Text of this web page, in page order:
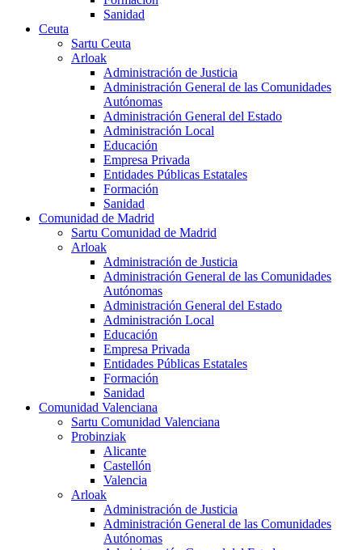
Sanidad
Ceuta
Sartu Ceuta
Arloak
Administración de Justicia
Administración General de las Comunidades
Autónomas
Administración General del Estado
Administración Local
Educación
Empresa Privada
Entidades Públicas Estatales
Formación
Sanidad
Comunidad de Madrid
Sartu Comunidad de Madrid
Arloak
Administración de Justicia
Administración General de las Comunidades
Autónomas
Administración General del Estado
Administración Local
Educación
Empresa Privada
Entidades Públicas Estatales
Formación
Sanidad
Comunidad Valenciana
Sartu Comunidad Valenciana
Probinziak
Alicante
Castellón
Valencia
Arloak
Administración de Justicia
Administración General de las Comunidades
Autónomas